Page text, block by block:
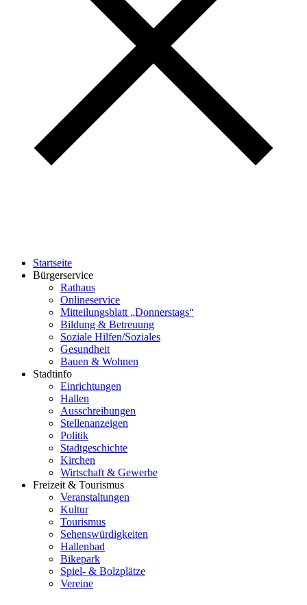
Startseite
Bürgerservice
Rathaus
Onlineservice
Mitteilungsblatt „Donnerstags“
Bildung & Betreuung
Soziale Hilfen/Soziales
Gesundheit
Bauen & Wohnen
Stadtinfo
Einrichtungen
Hallen
Ausschreibungen
Stellenanzeigen
Politik
Stadtgeschichte
Kirchen
Wirtschaft & Gewerbe
Freizeit & Tourismus
Veranstaltungen
Kultur
Tourismus
Sehenswürdigkeiten
Hallenbad
Bikepark
Spiel- & Bolzplätze
Vereine